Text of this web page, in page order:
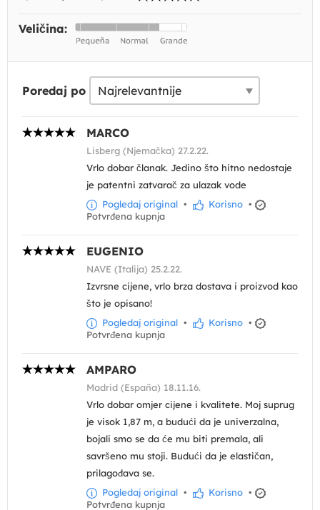
Veličina:
Poredaj po
MARCO
Lisberg (Njemačka) 27.2.22.
Vrlo dobar članak. Jedino što hitno nedostaje
je patentni zatvarač za ulazak vode
Pogledaj original • Korisno •
Potvrđena kupnja
EUGENIO
NAVE (Italija) 25.2.22.
Izvrsne cijene, vrlo brza dostava i proizvod kao
što je opisano!
Pogledaj original • Korisno •
Potvrđena kupnja
AMPARO
Madrid (España) 18.11.16.
Vrlo dobar omjer cijene i kvalitete. Moj suprug
je visok 1,87 m, a budući da je univerzalna,
bojali smo se da će mu biti premala, ali
savršeno mu stoji. Budući da je elastičan,
prilagođava se.
Pogledaj original • Korisno •
Potvrđena kupnja